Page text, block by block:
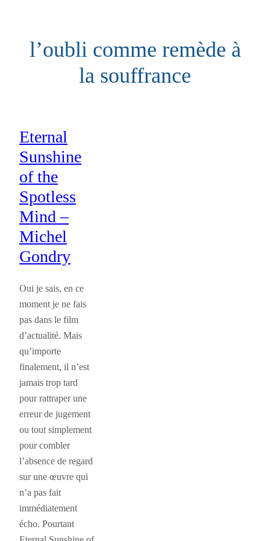
contenul’oubli comme remède à
la souffrance
Eternal
Sunshine
of the
Spotless
Mind –
Michel
Gondry
Oui je sais, en ce
moment je ne fais
pas dans le film
d’actualité. Mais
qu’importe
finalement, il n’est
jamais trop tard
pour rattraper une
erreur de jugement
ou tout simplement
pour combler
l’absence de regard
sur une œuvre qui
n’a pas fait
immédiatement
écho. Pourtant